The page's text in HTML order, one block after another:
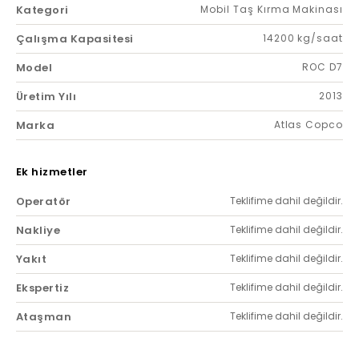
Kategori Mobil Taş Kırma Makinası
Çalışma Kapasitesi 14200 kg/saat
Model ROC D7
Üretim Yılı 2013
Marka Atlas Copco
Ek hizmetler
Operatör
Teklifime dahil değildir.
Nakliye Teklifime dahil değildir.
Yakıt Teklifime dahil değildir.
Ekspertiz Teklifime dahil değildir.
Ataşman Teklifime dahil değildir.